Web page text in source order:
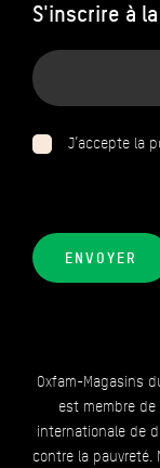
S'inscrire à
Adresse
email
J’accepte la
ENVOYER
Oxfam-Magasins
est membre
internationale de
contre la pauvreté.